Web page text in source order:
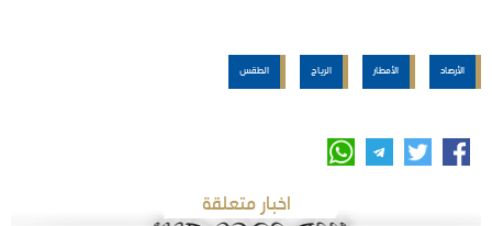
الأرصاد الأمطار الرياح الطقس
اخبار متعلقة